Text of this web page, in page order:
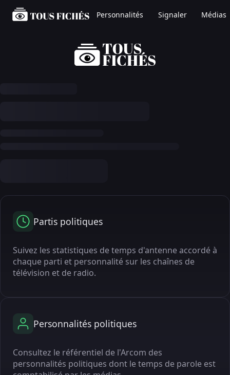
Personnalités Signaler Médias
Partis politiques
Suivez les statistiques de temps d'antenne accordé à
chaque parti et personnalité sur les chaînes de
télévision et de radio.
Personnalités politiques
Consultez le référentiel de l'Arcom des
personnalités politiques dont le temps de parole est